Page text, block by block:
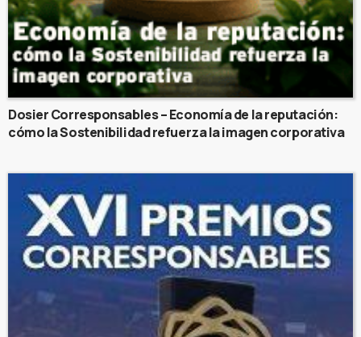
Dosier Corresponsables – Economía de la reputación:
cómo la Sostenibilidad refuerza la imagen corporativa